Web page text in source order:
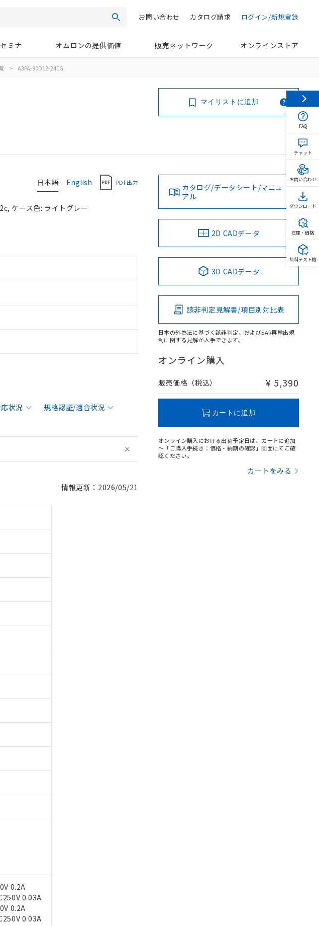
検索 ログイン/新規登録
カタログ請求
お問い合わせ
セミナ オムロンの提供価値 販売ネットワーク オンラインストア
> A3PA-90D12-24EG
マイリストに追加
日本語 English PDF出力
ケース色: ライトグレー
状況 規格認証/適合状況
情報更新：2026/05/21
0.2A
0.03A
0.2A
0.03A
カタログ/データシート/マニュ
アル
2D CADデータ
3D CADデータ
該非判定見解書/項目別対比表
日本の外為法に基づく該非判定、およびEAR再輸出規
制に関する見解が入手できます。
オンライン購入
販売価格（税込） ¥ 5,390
カートに追加
オンライン購入における出荷予定日は、カートに追加
～「ご購入手続き：価格・納期の確認」画面にてご確
認ください。
カートをみる
FAQ
チャット
お問い合わせ
ダウンロード
在庫・価格
無料テスト機